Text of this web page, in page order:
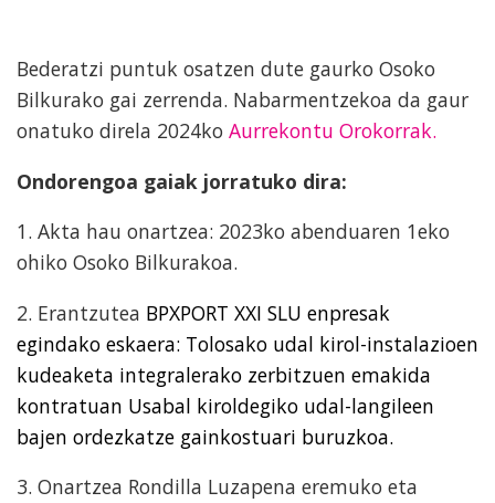
Bederatzi puntuk osatzen dute gaurko Osoko
Bilkurako gai zerrenda. Nabarmentzekoa da gaur
onatuko direla 2024ko Aurrekontu Orokorrak.
Ondorengoa gaiak jorratuko dira:
1. Akta hau onartzea: 2023ko abenduaren 1eko
ohiko Osoko Bilkurakoa.
2. Erantzutea BPXPORT XXI SLU enpresak
egindako eskaera: Tolosako udal kirol-instalazioen
kudeaketa integralerako zerbitzuen emakida
kontratuan Usabal kiroldegiko udal-langileen
bajen ordezkatze gainkostuari buruzkoa.
3. Onartzea Rondilla Luzapena eremuko eta